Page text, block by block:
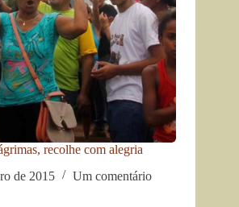
recolhe com alegria
de 2015
Um comentário